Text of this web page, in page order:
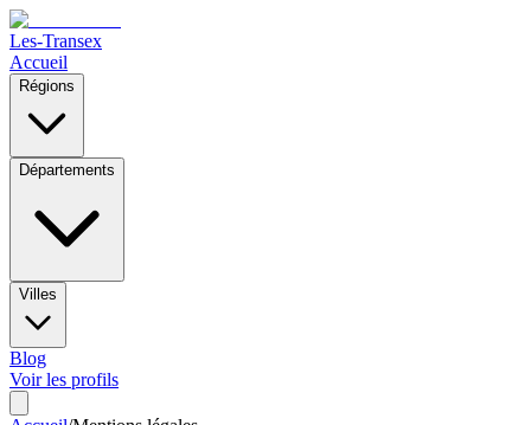
Les-Transex
Accueil
Régions
Départements
Villes
Blog
Voir les profils